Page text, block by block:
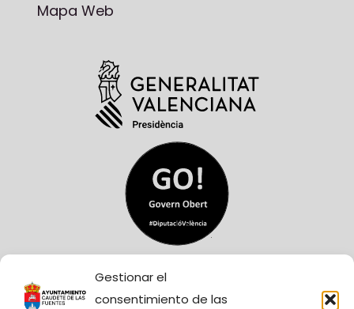
Gestionar el
consentimiento de las
Mapa Web